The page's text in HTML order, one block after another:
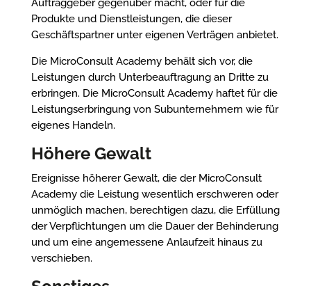
Auftraggeber gegenüber macht, oder für die
Produkte und Dienstleistungen, die dieser
Geschäftspartner unter eigenen Verträgen anbietet.
Die MicroConsult Academy behält sich vor, die
Leistungen durch Unterbeauftragung an Dritte zu
erbringen. Die MicroConsult Academy haftet für die
Leistungserbringung von Subunternehmern wie für
eigenes Handeln.
Höhere Gewalt
Ereignisse höherer Gewalt, die der MicroConsult
Academy die Leistung wesentlich erschweren oder
unmöglich machen, berechtigen dazu, die Erfüllung
der Verpflichtungen um die Dauer der Behinderung
und um eine angemessene Anlaufzeit hinaus zu
verschieben.